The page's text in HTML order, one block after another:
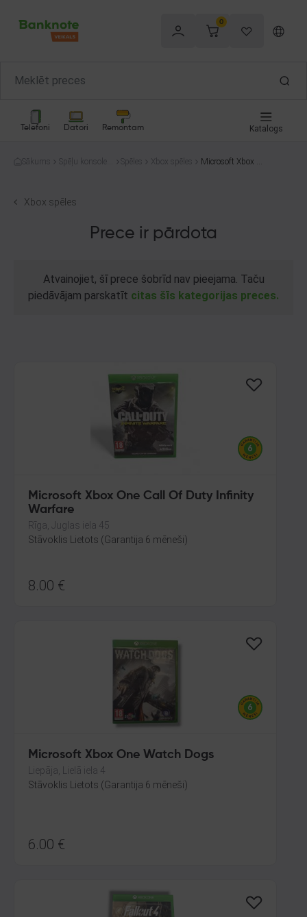
0
Telefoni Datori Remontam Katalogs
Sākums
Spēļu konsoles
Spēles Xbox spēles
Microsoft Xbox O
Xbox spēles
Prece ir pārdota
Atvainojiet, šī prece šobrīd nav pieejama. Taču
piedāvājam parskatīt citas šīs kategorijas preces.
Microsoft Xbox One Call Of Duty Infinity
Warfare
Rīga, Juglas iela 45
Stāvoklis Lietots (Garantija 6 mēneši)
8.00 €
Microsoft Xbox One Watch Dogs
Liepāja, Lielā iela 4
Stāvoklis Lietots (Garantija 6 mēneši)
6.00 €